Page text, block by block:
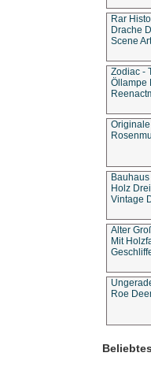
Rar
Drache
Scene
Zodiac -
Öllampe
Holz
Vintage
Alter
Mit
Roe